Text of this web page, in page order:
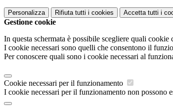
Personalizza Rifiuta tutti i cookies Accetta tutti i
Gestione cookie
In questa schermata è possibile scegliere quali cookie
I cookie necessari sono quelli che consentono il
Per conoscere quali sono i cookie necessari al
Cookie necessari per il funzionamento
I cookie necessari per il funzionamento non possono